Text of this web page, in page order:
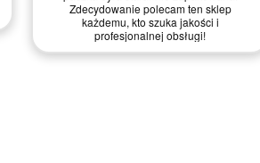
mocne cztery gwiazdki!